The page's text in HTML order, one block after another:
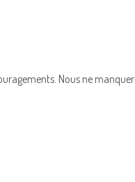
Nous ne